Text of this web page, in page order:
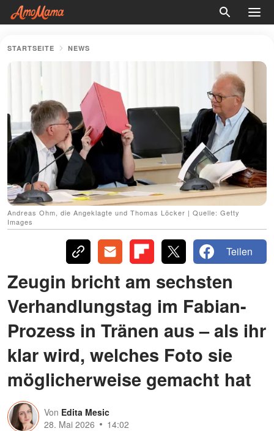
STARTSEITE NEWS
Andreas Ohm, die Angeklagte und Thomas Löcker | Quelle: Getty
Images
Teilen
Zeugin bricht am sechsten
Verhandlungstag im Fabian-
Prozess in Tränen aus – als ihr
klar wird, welches Foto sie
möglicherweise gemacht hat
Von Edita Mesic
28. Mai 2026
14:02